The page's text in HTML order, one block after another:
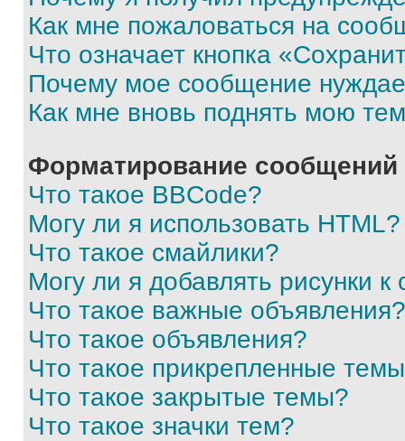
Как мне пожаловаться на
Что означает кнопка
Почему мое сообщение
Как мне вновь поднять мою
Форматирование
Что такое BBCode?
Могу ли я использовать HTML?
Что такое смайлики?
Могу ли я добавлять рисунки
Что такое важные объявления?
Что такое объявления?
Что такое прикрепленные
Что такое закрытые темы?
Что такое значки тем?